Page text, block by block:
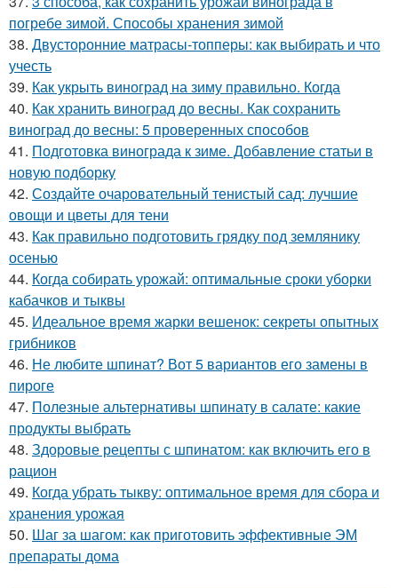
погребе зимой. Способы хранения зимой
38. Двусторонние матрасы-топперы: как выбирать и что
учесть
39. Как укрыть виноград на зиму правильно. Когда
40. Как хранить виноград до весны. Как сохранить
виноград до весны: 5 проверенных способов
41. Подготовка винограда к зиме. Добавление статьи в
новую подборку
42. Создайте очаровательный тенистый сад: лучшие
овощи и цветы для тени
43. Как правильно подготовить грядку под землянику
осенью
44. Когда собирать урожай: оптимальные сроки уборки
кабачков и тыквы
45. Идеальное время жарки вешенок: секреты опытных
грибников
46. Не любите шпинат? Вот 5 вариантов его замены в
пироге
47. Полезные альтернативы шпинату в салате: какие
продукты выбрать
48. Здоровые рецепты с шпинатом: как включить его в
рацион
49. Когда убрать тыкву: оптимальное время для сбора и
хранения урожая
50. Шаг за шагом: как приготовить эффективные ЭМ
препараты дома